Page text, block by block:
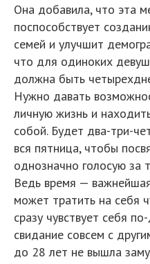
Она добавила, что эта
поспособствует
семей и улучшит
что для одиноких
должна быть
Нужно давать
личную жизнь и
собой. Будет два-три-
вся пятница, чтобы
однозначно голосую за
Ведь время —
может тратить на себя
сразу чувствует себя
свидание совсем с
до 28 лет не вышла